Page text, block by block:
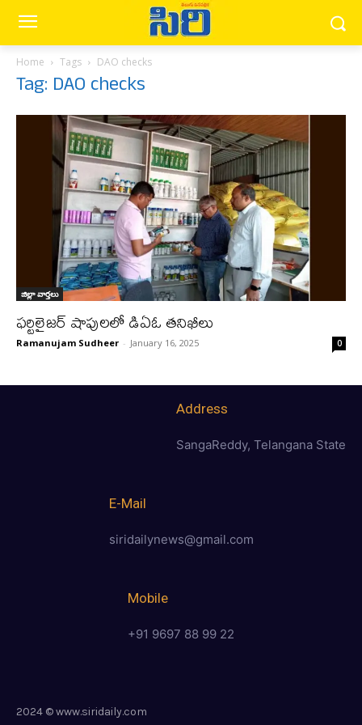
Home Tags DAO checks
Tag: DAO checks
జిల్లా వార్త‌లు
ఫర్టిలైజర్ షాపులలో డిఏఓ తనిఖీలు
Ramanujam Sudheer - January 16, 2025 0
Address
SangaReddy, Telangana State
E-Mail
siridailynews@gmail.com
Mobile
+91 9697 88 99 22
2024 © www.siridaily.com